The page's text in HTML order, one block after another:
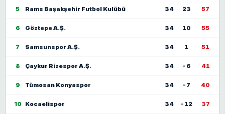
5 Rams Başakşehir Futbol Kulübü 34 23 57
6 Göztepe A.Ş. 34 10 55
7 Samsunspor A.Ş. 34 1 51
8 Çaykur Rizespor A.Ş. 34 -6 41
9 Tümosan Konyaspor 34 -7 40
10 Kocaelispor 34 -12 37